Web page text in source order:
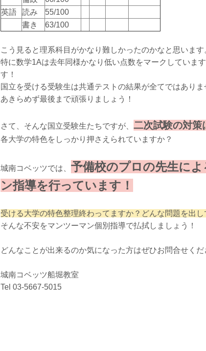
英語
読み
55/100
書き
63/100
こう見ると理系科目がかなり難しかったのかなと思います
特に数学1Aは去年同様かなり低い点数をマークしていま
す！
国立を受ける受験生は共通テストの結果が全てではありま
あきらめず最後まで頑張りましょう！
さて、そんな国立受験生たちですが、 二次試験の対策
各大学の特色をしっかり押さえられていますか？
城南コベッツでは、 予備校のプロの先生に
ン指導を行っています！
受ける大学の特色整理終わってますか？どんな問題を出
そんな不安をマンツーマン個別指導で払拭しましょう！
どんなことが出来るのか気になった方はぜひお問合せくだ
城南コベッツ船堀教室
Tel 03-5667-5015